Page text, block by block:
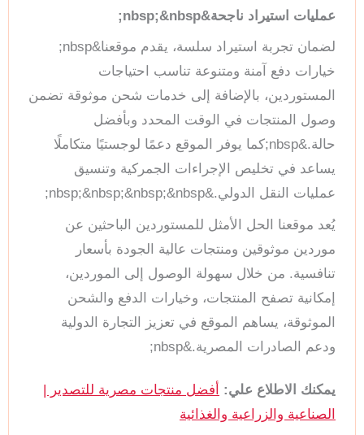
عمليات استيراد ناجحة&nbsp;&nbsp;
لضمان تجربة استيراد سلسة، يقدم موقعنا&nbsp;
خيارات دفع آمنة ومتنوعة تناسب احتياجات
المستوردين، بالإضافة إلى خدمات شحن موثوقة تضمن
وصول المنتجات في الوقت المحدد وبأفضل
حالة.&nbsp;كما يوفر الموقع دعمًا لوجستيًا متكاملًا
يساعد في تخليص الإجراءات الجمركية وتنسيق
عمليات النقل الدولي.&nbsp;&nbsp;&nbsp;&nbsp;
يُعد موقعنا الحل الأمثل للمستوردين الباحثين عن
موردين موثوقين ومنتجات عالية الجودة بأسعار
تنافسية. من خلال سهولة الوصول إلى الموردين،
إمكانية تصفح المنتجات، وخيارات الدفع والشحن
الموثوقة، يساهم الموقع في تعزيز التجارة الدولية
ودعم الصادرات المصرية.&nbsp;
يمكنك الاطلاع علي:
أفضل منتجات مصرية للتصدير |
الصناعية والزراعية والغذائية